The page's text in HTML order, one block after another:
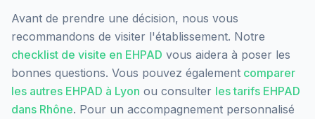
Avant de prendre une décision, nous vous
recommandons de visiter l'établissement. Notre
checklist de visite en EHPAD vous aidera à poser les
bonnes questions. Vous pouvez également comparer
les autres EHPAD à Lyon ou consulter les tarifs EHPAD
dans Rhône. Pour un accompagnement personnalisé